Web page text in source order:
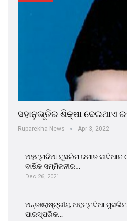
ସହାନୁଭୂତିର ଶିକ୍ଷା ଦେଇଥାଏ
Ruparekha News Apr 3, 2022
ଅହମ୍ମଦିଆ ମୁସଲିମ ଜମାତ କାଦିଆନ
ବାର୍ଷିକ ସମ୍ମିଳନୀର…
Dec 26, 2021
ଅନ୍ତଃରାଷ୍ଟ୍ରୀୟ ଅହମ୍ମଦିଆ ମୁସଲିମ
ପାରସ୍ପରିକ…